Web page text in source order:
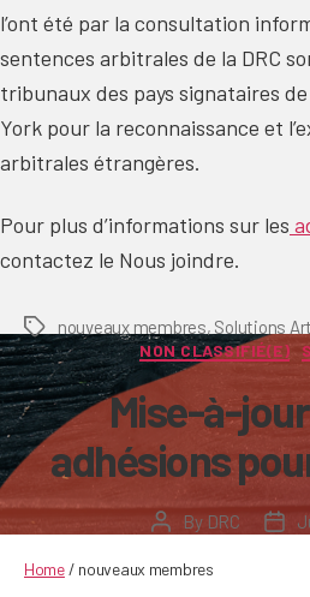
l’ont été par la consultation
sentences arbitrales de la DRC
tribunaux des pays signataires
York pour la reconnaissance et
arbitrales étrangères.
Pour plus d’informations sur les
contactez le Nous joindre.
Tagsnouveaux membres, Solutions
NON CLASSIFIÉ(E)
Mise-à-
adhésions
PostBy DRC
Post
Home/ nouveaux membres